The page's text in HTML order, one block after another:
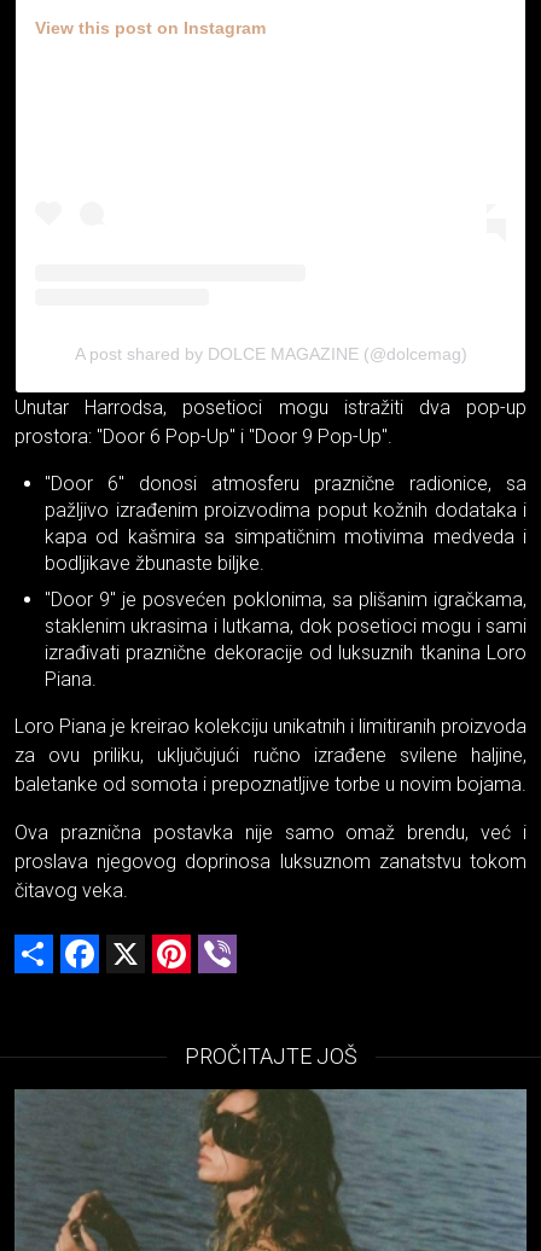
View this post on Instagram
A post shared by DOLCE MAGAZINE (@dolcemag)
Unutar Harrodsa, posetioci mogu istražiti dva pop-up
prostora: "Door 6 Pop-Up" i "Door 9 Pop-Up".
"Door 6" donosi atmosferu praznične radionice, sa
pažljivo izrađenim proizvodima poput kožnih dodataka i
kapa od kašmira sa simpatičnim motivima medveda i
bodljikave žbunaste biljke.
"Door 9" je posvećen poklonima, sa plišanim igračkama,
staklenim ukrasima i lutkama, dok posetioci mogu i sami
izrađivati praznične dekoracije od luksuznih tkanina Loro
Piana.
Loro Piana je kreirao kolekciju unikatnih i limitiranih proizvoda
za ovu priliku, uključujući ručno izrađene svilene haljine,
baletanke od somota i prepoznatljive torbe u novim bojama.
Ova praznična postavka nije samo omaž brendu, već i
proslava njegovog doprinosa luksuznom zanatstvu tokom
čitavog veka.
Share Facebook Pinterest
PROČITAJTE JOŠ